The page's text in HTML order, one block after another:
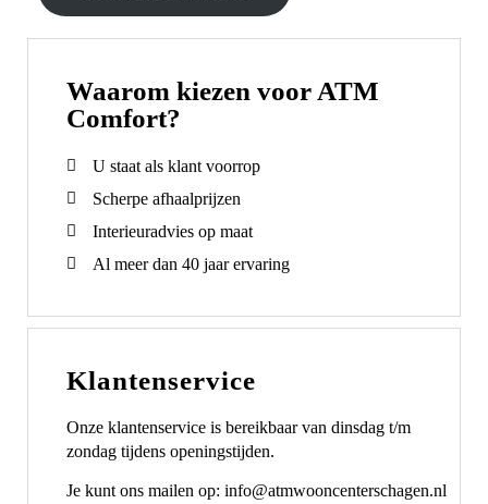
Waarom kiezen voor ATM
Comfort?
U staat als klant voorrop
Scherpe afhaalprijzen
Interieuradvies op maat
Al meer dan 40 jaar ervaring
Klantenservice
Onze klantenservice is bereikbaar van dinsdag t/m
zondag tijdens openingstijden.
Je kunt ons mailen op: info@atmwooncenterschagen.nl